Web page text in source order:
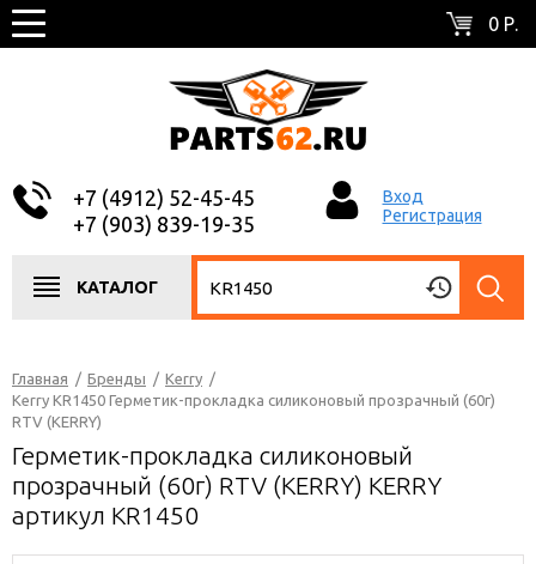
0 Р.
+7 (4912) 52-45-45
+7 (903) 839-19-35
Вход
Регистрация
КАТАЛОГ
Главная / Бренды / Kerry /
Kerry KR1450 Герметик-прокладка силиконовый прозрачный (60г)
RTV (KERRY)
Герметик-прокладка силиконовый
прозрачный (60г) RTV (KERRY) KERRY
артикул KR1450